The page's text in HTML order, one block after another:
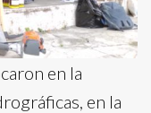
en la
en la